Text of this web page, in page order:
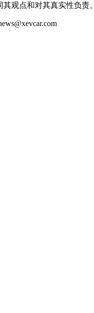
观点和对其真实性负责。